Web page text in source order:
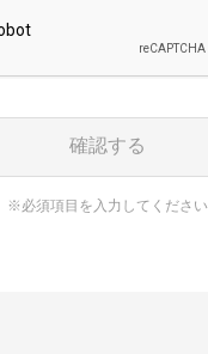
確認する
※必須項目を入力してください